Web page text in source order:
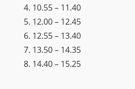
10.55 – 11.40
12.00 – 12.45
12.55 – 13.40
13.50 – 14.35
14.40 – 15.25